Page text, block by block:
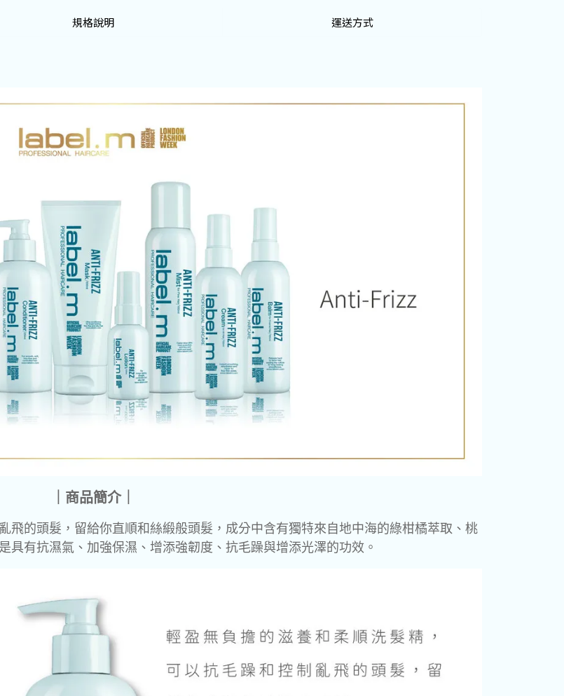
規格說明 運送方式
｜商品簡介｜
飛的頭髮，留給你直順和絲緞般頭髮，成分中含有獨特來自地中海的綠柑橘萃取、桃
具有抗濕氣、加強保濕、增添強韌度、抗毛躁與增添光澤的功效。